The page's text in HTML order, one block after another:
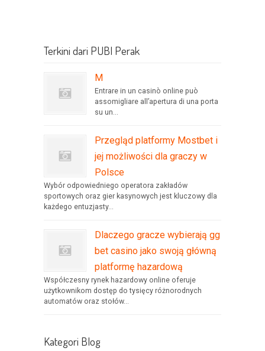
Terkini dari PUBI Perak
M
Entrare in un casinò online può
assomigliare all’apertura di una porta
su un...
Przegląd platformy Mostbet i
jej możliwości dla graczy w
Polsce
Wybór odpowiedniego operatora zakładów
sportowych oraz gier kasynowych jest kluczowy dla
każdego entuzjasty...
Dlaczego gracze wybierają gg
bet casino jako swoją główną
platformę hazardową
Współczesny rynek hazardowy online oferuje
użytkownikom dostęp do tysięcy różnorodnych
automatów oraz stołów...
Kategori Blog